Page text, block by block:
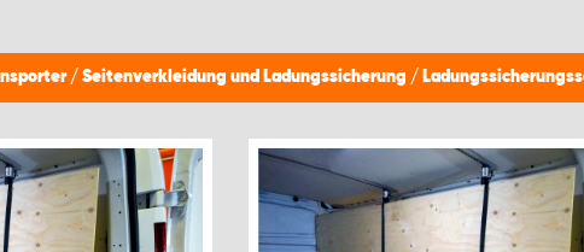
/ Seitenverkleidung und Ladungssicherung /